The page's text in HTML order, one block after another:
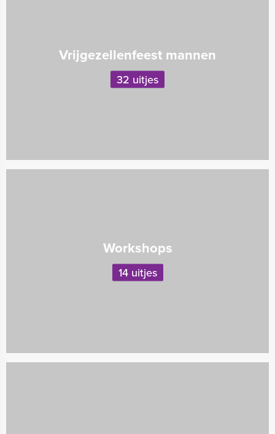
Vrijgezellenfeest mannen
32 uitjes
Workshops
14 uitjes